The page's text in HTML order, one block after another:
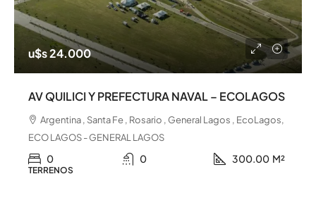
u$s 24.000
AV QUILICI Y PREFECTURA NAVAL – ECOLAGOS
Argentina , Santa Fe , Rosario , General Lagos , EcoLagos,
ECO LAGOS - GENERAL LAGOS
0 0 300.00 M²
TERRENOS